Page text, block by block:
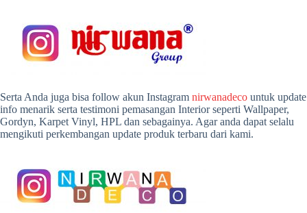
Serta Anda juga bisa follow akun Instagram nirwanadeco untuk update
info menarik serta testimoni pemasangan Interior seperti Wallpaper,
Gordyn, Karpet Vinyl, HPL dan sebagainya. Agar anda dapat selalu
mengikuti perkembangan update produk terbaru dari kami.